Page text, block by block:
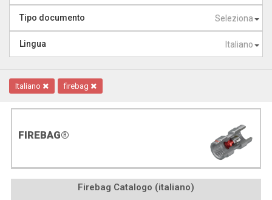
Seleziona
Tipo documento
Italiano
Lingua
Italiano firebag
FIREBAG®
Firebag Catalogo (italiano)